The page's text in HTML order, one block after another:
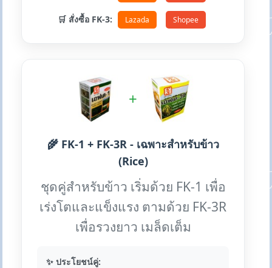
🛒 สั่งซื้อ FK-3: Lazada Shopee
+
🌾 FK-1 + FK-3R - เฉพาะสำหรับข้าว
(Rice)
ชุดคู่สำหรับข้าว เริ่มด้วย FK-1 เพื่อ
เร่งโตและแข็งแรง ตามด้วย FK-3R
เพื่อรวงยาว เมล็ดเต็ม
✨ ประโยชน์คู่: